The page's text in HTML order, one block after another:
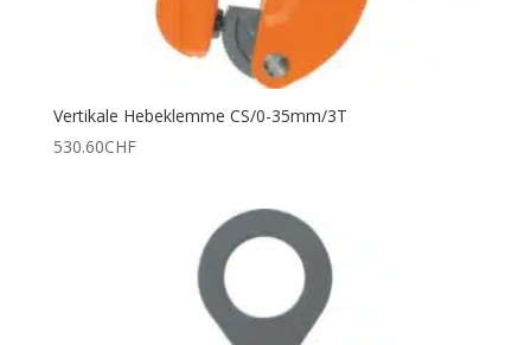
Vertikale Hebeklemme CS/0-35mm/3T
530.60CHF